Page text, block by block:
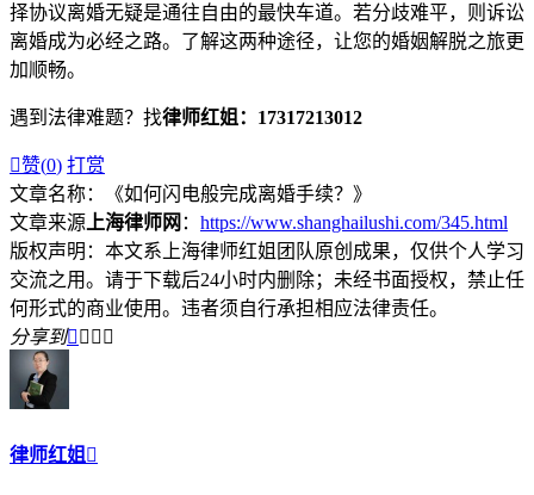
择协议离婚无疑是通往自由的最快车道。若分歧难平，则诉讼
离婚成为必经之路。了解这两种途径，让您的婚姻解脱之旅更
加顺畅。
遇到法律难题？找律师红姐：17317213012
赞(0) 打赏
文章名称：《如何闪电般完成离婚手续？》
文章来源 上海律师网 ： https://www.shanghailushi.com/345.html
版权声明：本文系上海律师红姐团队原创成果，仅供个人学习
交流之用。请于下载后24小时内删除；未经书面授权，禁止任
何形式的商业使用。违者须自行承担相应法律责任。
分享到   
律师红姐 